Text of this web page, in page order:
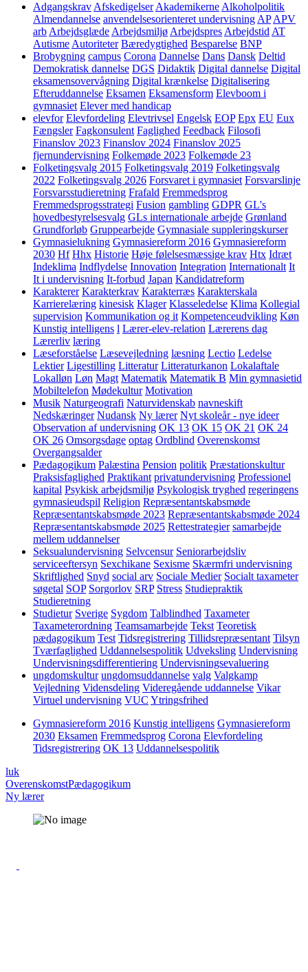
Adgangskrav Afskedigelser Akademikerne Alkoholpolitik
Almendannelse anvendelsesorienteret undervisning AP APV
arb Arbejdsglæde Arbejdsmiljø Arbejdspres Arbejdstid AT
Autisme Autoriteter Bæredygtighed Besparelse BNP
Brobygning campus Corona Dannelse Dans Dansk Deltid
Demokratisk dannelse DGS Didaktik Digital dannelse Digital
eksamensovervågning Digital krænkelse Digitalisering
Efteruddannelse Eksamen Eksamensform Elevboom i
gymnasiet Elever med handicap
elevfor Elevfordeling Elevtrivsel Engelsk EOP Epx EU Eux
Fængsler Fagkonsulent Faglighed Feedback Filosofi
Finanslov 2023 Finanslov 2024 Finanslov 2025
fjernundervisning Folkemøde 2023 Folkemøde 23
Folketingsvalg 2015 Folketingsvalg 2019 Folketingsvalg
2022 Folketingsvalg 2026 Forsvaret i gymnasiet Forsvarslinje
Forsvarsstudieretning Frafald Fremmedsprog
Fremmedsprogsstrategi Fusion gambling GDPR GL's
hovedbestyrelsesvalg GLs internationale arbejde Grønland
Grundforløb Gruppearbejde Gymnasiale suppleringskurser
Gymnasielukning Gymnasiereform 2016 Gymnasiereform
2030 Hf Hhx Historie Høje følelsesmæssige krav Htx Idræt
Indeklima Indflydelse Innovation Integration Internationalt It
It i undervisning It-forbud Japan Kandidatreform
Karakterer Karakterkrav Karakterræs Karakterskala
Karrierelæring kinesisk Klager Klasseledelse Klima Kollegial
supervision Kommunikation og it Kompetenceudvikling Køn
Kunstig intelligens l Lærer-elev-relation Lærerens dag
Lærerliv læring
Læseforståelse Læsevejledning læsning Lectio Ledelse
Lektier Ligestilling Litteratur Litteraturkanon Lokalaftale
Lokalløn Løn Magt Matematik Matematik B Min gymnasietid
Mobiltelefon Mødekultur Motivation
Musik Naturgeografi Naturvidenskab navneskift
Nedskæringer Nudansk Ny lærer Nyt skoleår - nye ideer
Observation af undervisning OK 13 OK 15 OK 21 OK 24
OK 26 Omsorgsdage optag Ordblind Overenskomst
Overgangsalder
Pædagogikum Palæstina Pension politik Præstationskultur
Praksisfaglighed Praktikant privatundervisning Professionel
kapital Psykisk arbejdsmiljø Psykologisk tryghed regeringens
gymnasieudspil Religion Repræsentantskabsmøde
Repræsentantskabsmøde 2023 Repræsentantskabsmøde 2024
Repræsentantskabsmøde 2025 Rettestrategier samarbejde
mellem uddannelser
Seksualundervisning Selvcensur Seniorarbejdsliv
serviceeftersyn Sexchikane Sexisme Skærmfri undervisning
Skriftlighed Snyd social arv Sociale Medier Socialt taxameter
søgetal SOP Sorgorlov SRP Stress Studiepraktik
Studieretning
Studietur Sverige Sygdom Talblindhed Taxameter
Taxameterordning Teamsamarbejde Tekst Teoretisk
pædagogikum Test Tidsregistrering Tillidsrepræsentant Tilsyn
Tværfaglighed Uddannelsespolitik Udveksling Undervisning
Undervisningsdifferentiering Undervisningsevaluering
ungdomskultur ungdomsuddannelse valg Valgkamp
Vejledning Vidensdeling Videregående uddannelse Vikar
Virtuel undervisning VUC Ytringsfrihed
Gymnasiereform 2016 Kunstig intelligens Gymnasiereform
2030 Eksamen Fremmedsprog Corona Elevfordeling
Tidsregistrering OK 13 Uddannelsespolitik
luk
OverenskomstPædagogikum
Ny lærer